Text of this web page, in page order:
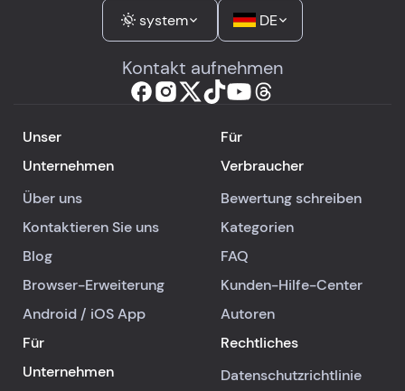
system DE
Kontakt aufnehmen
Unser
Unternehmen
Über uns
Kontaktieren Sie uns
Blog
Browser-Erweiterung
Android / iOSApp
Für
Verbraucher
Bewertung schreiben
Kategorien
FAQ
Kunden-Hilfe-Center
Autoren
Für
Unternehmen
Rechtliches
Datenschutzrichtlinie